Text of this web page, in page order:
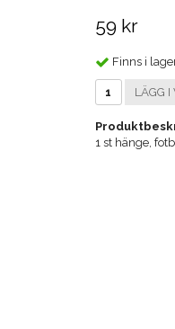
59 kr
Finns i
LÄGG I
1 st hänge,